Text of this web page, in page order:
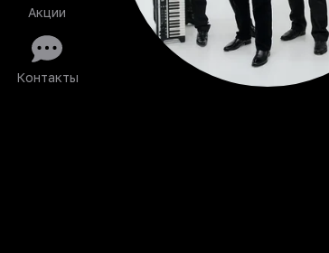
Акции
Контакты